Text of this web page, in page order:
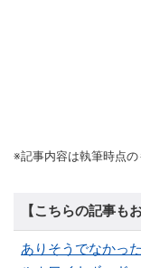
※記事内容は執筆時点の
【こちらの記事も
ありそうでなかっ